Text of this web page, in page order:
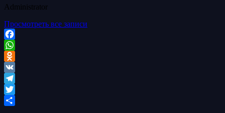
Administrator
Просмотреть все записи
Facebook
WhatsApp
Odnoklassniki
VK
Telegram
Twitter